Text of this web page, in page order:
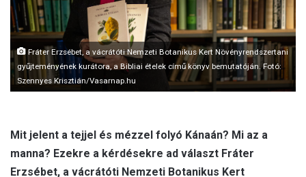
Fráter Erzsébet, a vácrátóti Nemzeti Botanikus Kert Növényrendszertani
gyűjteményének kurátora, a Bibliai ételek című könyv bemutatóján. Fotó:
Szennyes Krisztián/Vasarnap.hu
Mit jelent a tejjel és mézzel folyó Kánaán? Mi az a
manna? Ezekre a kérdésekre ad választ Fráter
Erzsébet, a vácrátóti Nemzeti Botanikus Kert